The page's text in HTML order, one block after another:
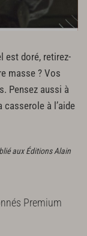
est doré, retirez-
masse ? Vos
Pensez aussi à
casserole à l’aide
aux Éditions Alain
Premium